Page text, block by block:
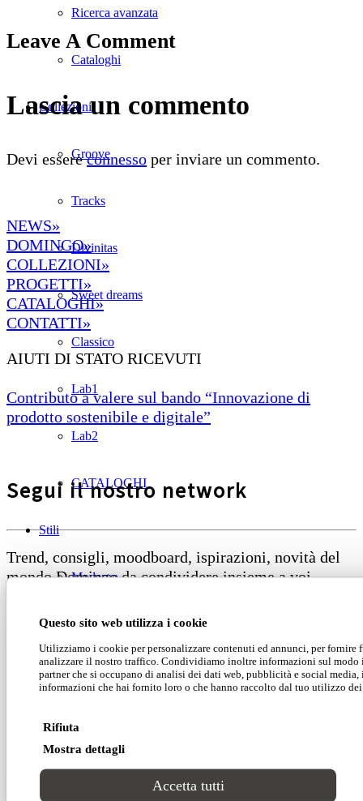
Questo sito web utilizza i cookie
Utilizziamo i cookie per personalizzare contenuti ed annunci, per fornire
analizzare il nostro traffico. Condividiamo inoltre informazioni sul
partner che si occupano di analisi dei dati web, pubblicità e social
informazioni che hai fornito loro o che hanno raccolto dal tuo utilizzo
Rifiuta
Mostra dettagli
Accetta tutti
Ricerca avanzata
Cataloghi
Collezioni
Groove
Tracks
Divinitas
Sweet dreams
Classico
Lab1
Lab2
CATALOGHI
Stili
Moderno
Luxury
Classico
Leave A Comment
Lascia un commento
Devi essereconnesso per inviare un commento.
NEWS»
DOMINGO»
COLLEZIONI»
PROGETTI»
CATALOGHI»
CONTATTI»
AIUTI DI STATO RICEVUTI
Contributo a valere sul bando “Innovazione di
prodotto sostenibile e digitale”
Segui il nostro network
Trend, consigli, moodboard, ispirazioni, novità del
mondo Domingo da condividere insieme a voi
Domingo Salotti S.r.l.
Domingo Salotti S.r.l. Str. della Romagna, 285 –
61121 Pesaro (PU) Italia
© Domingo | P. IVA 00165000415